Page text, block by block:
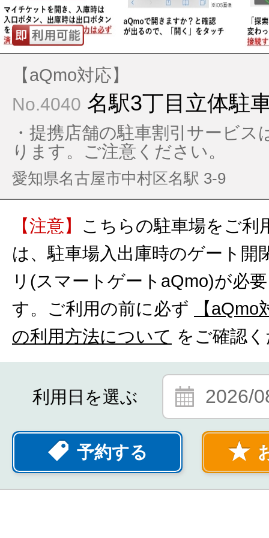
【aQmo対応】
No.4040 名駅3丁目立体駐
・提携店舗の駐車割引サービス
ります。ご注意ください。
愛知県名古屋市中村区名駅 3-9
【注意】 こちらの駐車場をご利
は、駐車場入出庫時のゲート開
リ(スマートゲートaQmo)が必
す。ご利用の前に必ず
【
の利用方法について をご確認
利用日を選ぶ 2026/
予約する